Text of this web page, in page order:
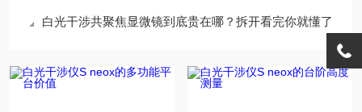
白光干涉共聚焦显微镜到底贵在哪？拆开看完你就懂了